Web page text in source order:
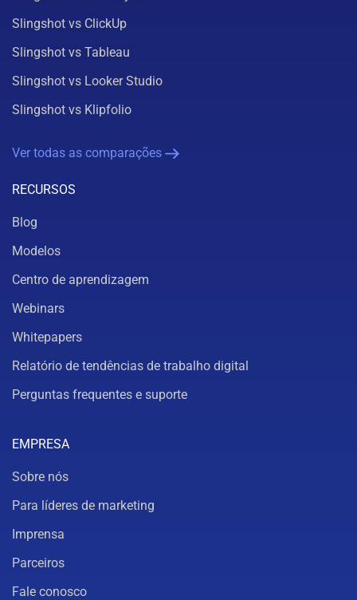
Slingshot vs ClickUp
Slingshot vs Tableau
Slingshot vs Looker Studio
Slingshot vs Klipfolio
Ver todas as comparações
RECURSOS
Blog
Modelos
Centro de aprendizagem
Webinars
Whitepapers
Relatório de tendências de trabalho digital
Perguntas frequentes e suporte
EMPRESA
Sobre nós
Para líderes de marketing
Imprensa
Parceiros
Fale conosco